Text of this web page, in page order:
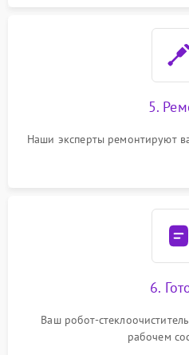
5.
Наши эксперты ремонтируют
6.
Ваш робот-
рабочем